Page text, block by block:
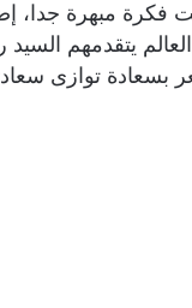
مبهرة جدا،
يتقدمهم السيد
بسعادة توازى